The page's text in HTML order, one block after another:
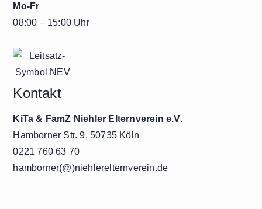
Mo-Fr
08:00 – 15:00 Uhr
Kontakt
KiTa & FamZ Niehler Elternverein e.V.
Hamborner Str. 9, 50735 Köln
0221 760 63 70
hamborner(@)niehlerelternverein.de